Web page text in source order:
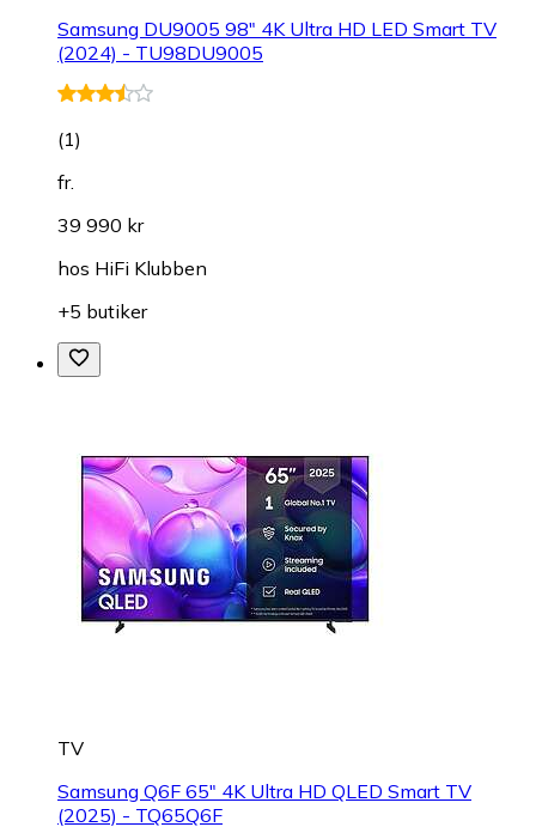
Samsung DU9005 98" 4K Ultra HD LED Smart TV
(2024) - TU98DU9005
(1)
fr.
39 990 kr
hos HiFi Klubben
+5 butiker
TV
Samsung Q6F 65" 4K Ultra HD QLED Smart TV
(2025) - TQ65Q6F